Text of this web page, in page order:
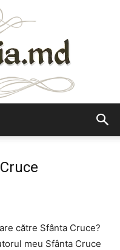
către Sfânta Cruce?
meu Sfânta Cruce